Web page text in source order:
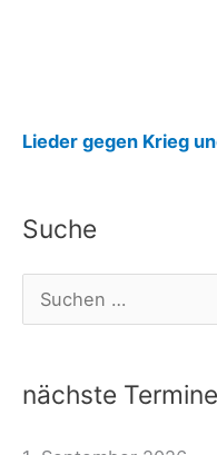
Lieder gegen Krieg
Suche
u
h
nächste Termine